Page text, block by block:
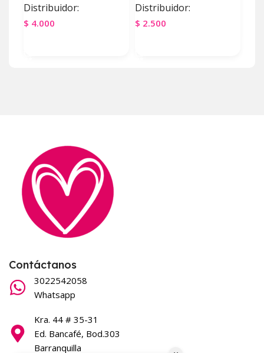
Distribuidor:
$ 4.000
Distribuidor:
$ 2.500
Contáctanos
3022542058
Whatsapp
Kra. 44 # 35-31
Ed. Bancafé, Bod.303
Barranquilla